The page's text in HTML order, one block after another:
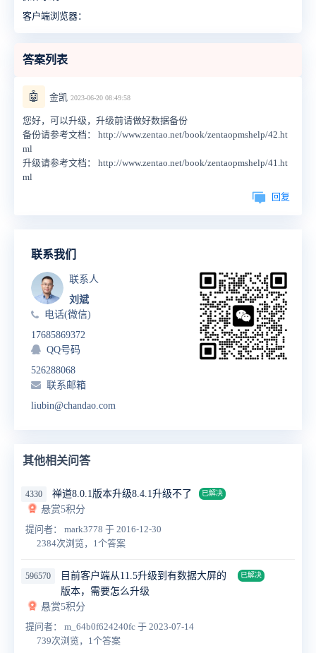
客户端浏览器：
答案列表
🤖 金凯 2023-06-20 08:49:58
您好，可以升级，升级前请做好数据备份
备份请参考文档： http://www.zentao.net/book/zentaopmshelp/42.ht
ml
升级请参考文档： http://www.zentao.net/book/zentaopmshelp/41.ht
ml
回复
联系我们
联系人
刘斌
电话(微信)
17685869372
QQ号码
526288068
联系邮箱
liubin@chandao.com
其他相关问答
4330 禅道8.0.1版本升级8.4.1升级不了 已解决
悬赏5积分
提问者： mark3778 于 2016-12-30
2384次浏览，1个答案
596570
目前客户端从11.5升级到有数据大屏的
版本，需要怎么升级
已解决
悬赏5积分
提问者： m_64b0f624240fc 于 2023-07-14
739次浏览，1个答案